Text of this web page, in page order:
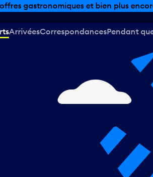
gastronomiques et bien plus
ArrivéesCorrespondancesPendant